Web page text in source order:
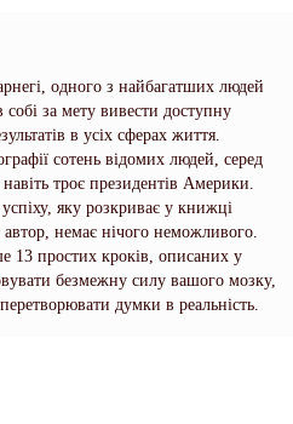
одного з найбагатших людей
собі за мету вивести доступну
в усіх сферах життя.
сотень відомих людей, серед
троє президентів Америки.
яку розкриває у книжці
немає нічого неможливого.
13 простих кроків, описаних у
безмежну силу вашого мозку,
думки в реальність.